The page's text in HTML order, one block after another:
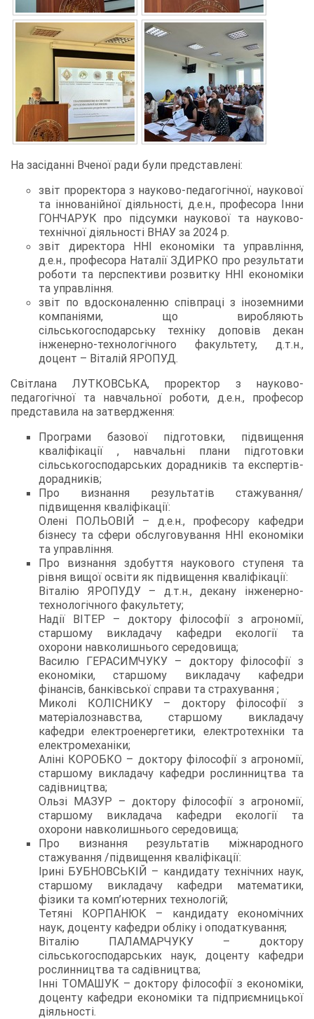
На засіданні Вченої ради були представлені:
звіт проректора з науково-педагогічної, наукової
та іннованійної діяльності, д.е.н., професора Інни
ГОНЧАРУК про підсумки наукової та науково-
технічної діяльності ВНАУ за 2024 р.
звіт директора ННІ економіки та управління,
д.е.н., професора Наталії ЗДИРКО про результати
роботи та перспективи розвитку ННІ економіки
та управління.
звіт по вдосконаленню співпраці з іноземними
компаніями, що виробляють
сільськогосподарську техніку доповів декан
інженерно-технологічного факультету, д.т.н.,
доцент – Віталій ЯРОПУД.
Світлана ЛУТКОВСЬКА, проректор з науково-
педагогічної та навчальної роботи, д.е.н., професор
представила на затвердження:
Програми базової підготовки, підвищення
кваліфікації , навчальні плани підготовки
сільськогосподарських дорадників та експертів-
дорадників;
Про визнання результатів стажування/
підвищення кваліфікації:
Олені ПОЛЬОВІЙ – д.е.н., професору кафедри
бізнесу та сфери обслуговування ННІ економіки
та управління.
Про визнання здобуття наукового ступеня та
рівня вищої освіти як підвищення кваліфікації:
Віталію ЯРОПУДУ – д.т.н., декану інженерно-
технологічного факультету;
Надії ВІТЕР – доктору філософії з агрономії,
старшому викладачу кафедри екології та
охорони навколишнього середовища;
Василю ГЕРАСИМЧУКУ – доктору філософії з
економіки, старшому викладачу кафедри
фінансів, банківської справи та страхування ;
Миколі КОЛІСНИКУ – доктору філософії з
матеріалознавства, старшому викладачу
кафедри електроенергетики, електротехніки та
електромеханіки;
Аліні КОРОБКО – доктору філософії з агрономії,
старшому викладачу кафедри рослинництва та
садівництва;
Ользі МАЗУР – доктору філософії з агрономії,
старшому викладача кафедри екології та
охорони навколишнього середовища;
Про визнання результатів міжнародного
стажування /підвищення кваліфікації:
Ірині БУБНОВСЬКІЙ – кандидату технічних наук,
старшому викладачу кафедри математики,
фізики та комп’ютерних технологій;
Тетяні КОРПАНЮК – кандидату економічних
наук, доценту кафедри обліку і оподаткування;
Віталію ПАЛАМАРЧУКУ – доктору
сільськогосподарських наук, доценту кафедри
рослинництва та садівництва;
Інні ТОМАШУК – доктору філософії з економіки,
доценту кафедри економіки та підприємницької
діяльності.